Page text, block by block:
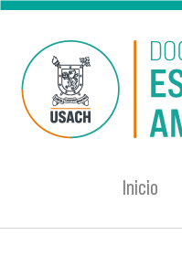
Pasar al contenido
Inicio